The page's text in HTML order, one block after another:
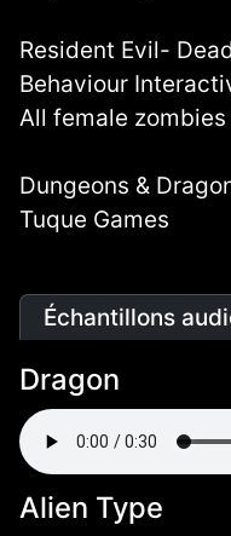
Resident Evil-
Behaviour
All female zombies
Dungeons &
Tuque Games
Échantillons
Dragon
Alien Type